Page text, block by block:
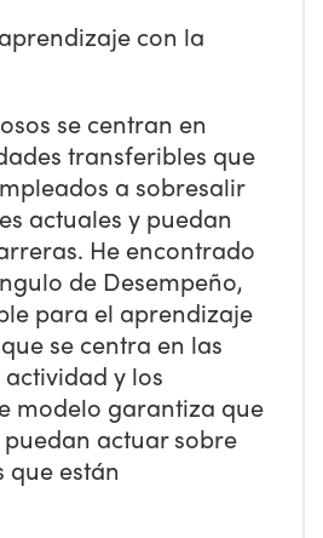
con la
se centran en
transferibles que
a sobresalir
actuales y puedan
He encontrado
de Desempeño,
para el aprendizaje
se centra en las
y los
modelo garantiza que
actuar sobre
que están